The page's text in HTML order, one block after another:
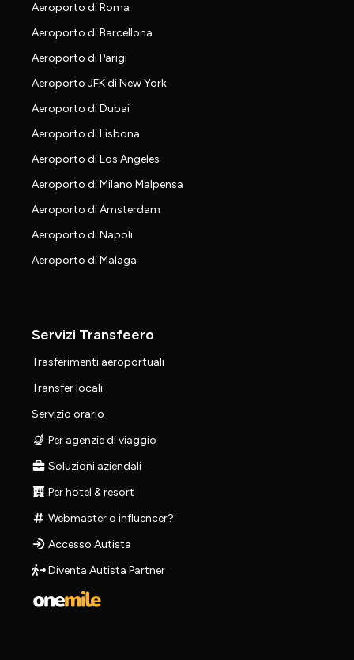
Aeroporto di Roma
Aeroporto di Barcellona
Aeroporto di Parigi
Aeroporto JFK di New York
Aeroporto di Dubai
Aeroporto di Lisbona
Aeroporto di Los Angeles
Aeroporto di Milano Malpensa
Aeroporto di Amsterdam
Aeroporto di Napoli
Aeroporto di Malaga
Servizi Transfeero
Trasferimenti aeroportuali
Transfer locali
Servizio orario
Per agenzie di viaggio
Soluzioni aziendali
Per hotel & resort
Webmaster o influencer?
Accesso Autista
Diventa Autista Partner